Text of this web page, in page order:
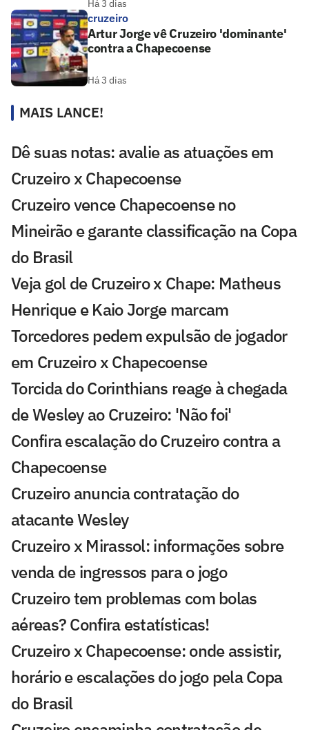
Há 3 dias
cruzeiro
Artur Jorge vê Cruzeiro 'dominante'
contra a Chapecoense
Há 3 dias
MAIS LANCE!
Dê suas notas: avalie as atuações em
Cruzeiro x Chapecoense
Cruzeiro vence Chapecoense no
Mineirão e garante classificação na Copa
do Brasil
Veja gol de Cruzeiro x Chape: Matheus
Henrique e Kaio Jorge marcam
Torcedores pedem expulsão de jogador
em Cruzeiro x Chapecoense
Torcida do Corinthians reage à chegada
de Wesley ao Cruzeiro: 'Não foi'
Confira escalação do Cruzeiro contra a
Chapecoense
Cruzeiro anuncia contratação do
atacante Wesley
Cruzeiro x Mirassol: informações sobre
venda de ingressos para o jogo
Cruzeiro tem problemas com bolas
aéreas? Confira estatísticas!
Cruzeiro x Chapecoense: onde assistir,
horário e escalações do jogo pela Copa
do Brasil